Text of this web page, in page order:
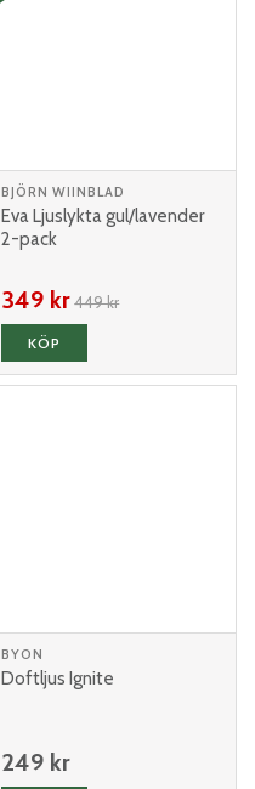
BJÖRN WIINBLAD
Eva Ljuslykta gul/lavender
2-pack
349 kr 449 kr
KÖP
BYON
Doftljus Ignite
249 kr